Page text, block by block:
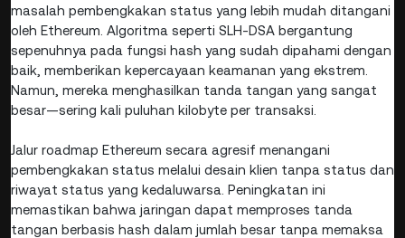
masalah pembengkakan status yang lebih mudah ditangani
oleh Ethereum. Algoritma seperti SLH-DSA bergantung
sepenuhnya pada fungsi hash yang sudah dipahami dengan
baik, memberikan kepercayaan keamanan yang ekstrem.
Namun, mereka menghasilkan tanda tangan yang sangat
besar—sering kali puluhan kilobyte per transaksi.
Jalur roadmap Ethereum secara agresif menangani
pembengkakan status melalui desain klien tanpa status dan
riwayat status yang kedaluwarsa. Peningkatan ini
memastikan bahwa jaringan dapat memproses tanda
tangan berbasis hash dalam jumlah besar tanpa memaksa